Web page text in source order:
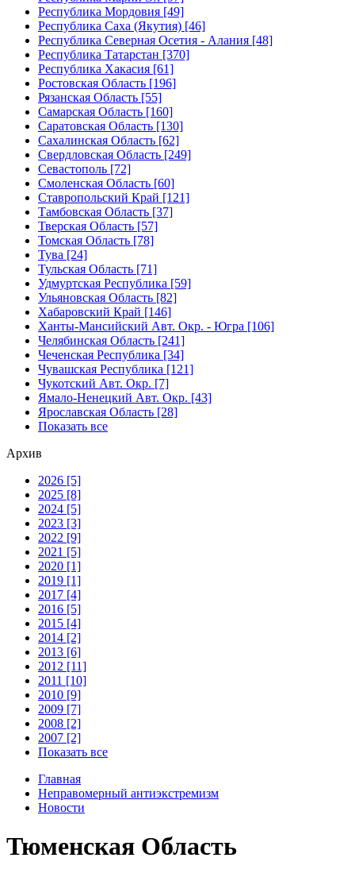
Республика Мордовия [49]
Республика Саха (Якутия) [46]
Республика Северная Осетия - Алания [48]
Республика Татарстан [370]
Республика Хакасия [61]
Ростовская Область [196]
Рязанская Область [55]
Самарская Область [160]
Саратовская Область [130]
Сахалинская Область [62]
Свердловская Область [249]
Севастополь [72]
Смоленская Область [60]
Ставропольский Край [121]
Тамбовская Область [37]
Тверская Область [57]
Томская Область [78]
Тува [24]
Тульская Область [71]
Удмуртская Республика [59]
Ульяновская Область [82]
Хабаровский Край [146]
Ханты-Мансийский Авт. Окр. - Югра [106]
Челябинская Область [241]
Чеченская Республика [34]
Чувашская Республика [121]
Чукотский Авт. Окр. [7]
Ямало-Ненецкий Авт. Окр. [43]
Ярославская Область [28]
Показать все
Архив
2026 [5]
2025 [8]
2024 [5]
2023 [3]
2022 [9]
2021 [5]
2020 [1]
2019 [1]
2017 [4]
2016 [5]
2015 [4]
2014 [2]
2013 [6]
2012 [11]
2011 [10]
2010 [9]
2009 [7]
2008 [2]
2007 [2]
Показать все
Главная
Неправомерный антиэкстремизм
Новости
Тюменская Область